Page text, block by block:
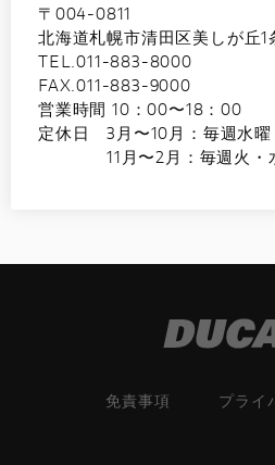
〒004-0811
北海道札幌市清田区美しが丘1
TEL.011-883-8000
FAX.011-883-9000
営業時間 10：00〜18：00
定休日 3月〜10月：毎週水曜
11月〜2月：毎週火・
免責事項 プライ